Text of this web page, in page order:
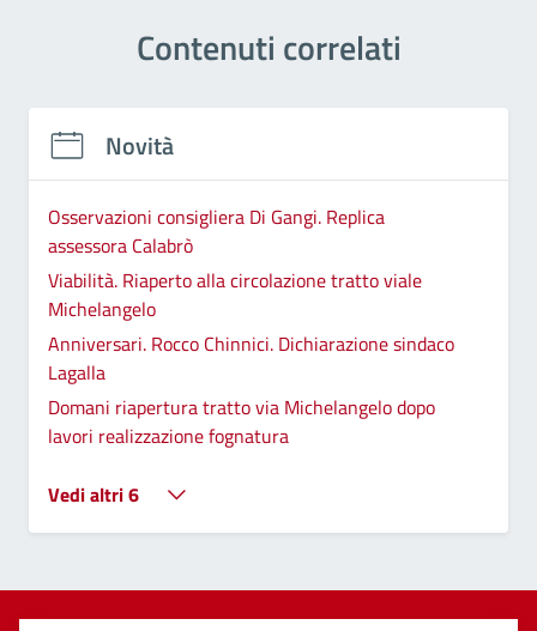
Contenuti correlati
Novità
Osservazioni consigliera Di Gangi. Replica
assessora Calabrò
Viabilità. Riaperto alla circolazione tratto viale
Michelangelo
Anniversari. Rocco Chinnici. Dichiarazione sindaco
Lagalla
Domani riapertura tratto via Michelangelo dopo
lavori realizzazione fognatura
Vedi altri 6